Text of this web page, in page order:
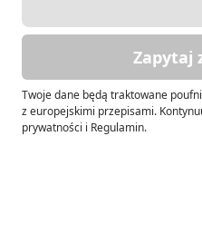
Zapytaj
Twoje dane będą traktowane
z europejskimi przepisami.
prywatności i Regulamin.